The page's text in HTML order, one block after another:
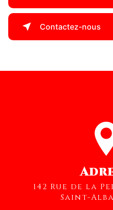
Contactez-nous
142 Rue de la Perrodière 73230
Saint-